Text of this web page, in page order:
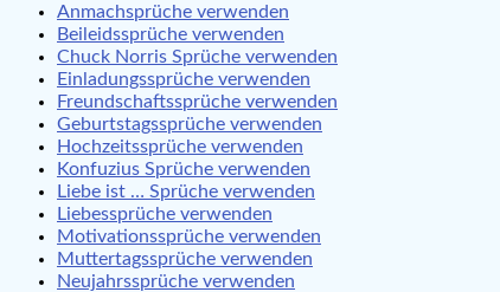
Anmachsprüche verwenden
Beileidssprüche verwenden
Chuck Norris Sprüche verwenden
Einladungssprüche verwenden
Freundschaftssprüche verwenden
Geburtstagssprüche verwenden
Hochzeitssprüche verwenden
Konfuzius Sprüche verwenden
Liebe ist … Sprüche verwenden
Liebessprüche verwenden
Motivationssprüche verwenden
Muttertagssprüche verwenden
Neujahrssprüche verwenden